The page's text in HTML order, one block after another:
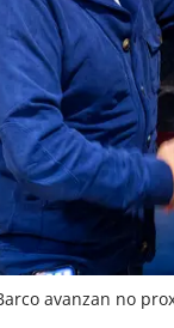
avanzan no